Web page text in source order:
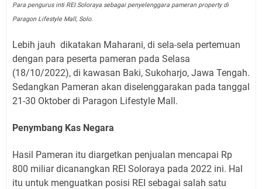
Para pengurus inti REI Soloraya sebagai penyelenggara pameran property di
Paragon Lifestyle Mall, Solo.
Lebih jauh dikatakan Maharani, di sela-sela pertemuan
dengan para peserta pameran pada Selasa
(18/10/2022), di kawasan Baki, Sukoharjo, Jawa Tengah.
Sedangkan Pameran akan diselenggarakan pada tanggal
21-30 Oktober di Paragon Lifestyle Mall.
Penymbang Kas Negara
Hasil Pameran itu diargetkan penjualan mencapai Rp
800 miliar dicanangkan REI Soloraya pada 2022 ini. Hal
itu untuk menguatkan posisi REI sebagai salah satu